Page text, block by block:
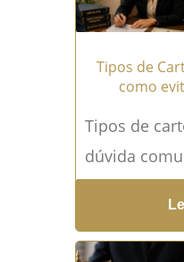
Tipos de
como
Tipos de
dúvida
precisa
reconhecer
escritura,